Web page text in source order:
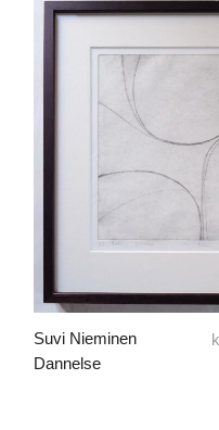
Suvi Nieminen
Dannelse